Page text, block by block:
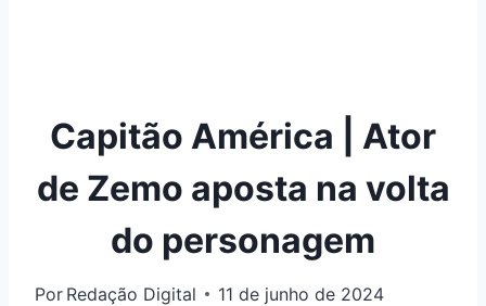
Capitão América | Ator
de Zemo aposta na volta
do personagem
Por Redação Digital 11 de junho de 2024